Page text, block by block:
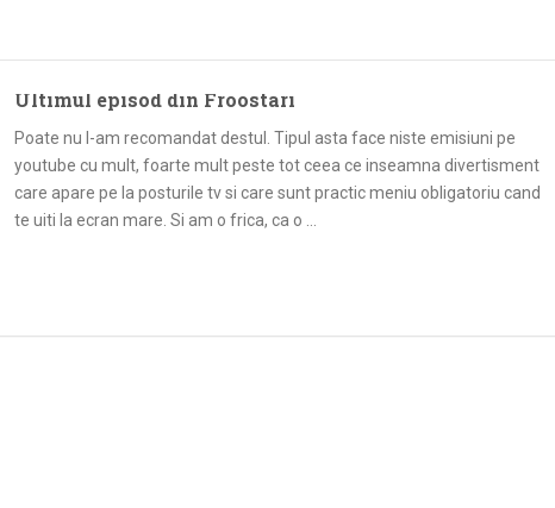
Ultimul episod din Froostari
Poate nu l-am recomandat destul. Tipul asta face niste emisiuni pe
youtube cu mult, foarte mult peste tot ceea ce inseamna divertisment
care apare pe la posturile tv si care sunt practic meniu obligatoriu cand
te uiti la ecran mare. Si am o frica, ca o …